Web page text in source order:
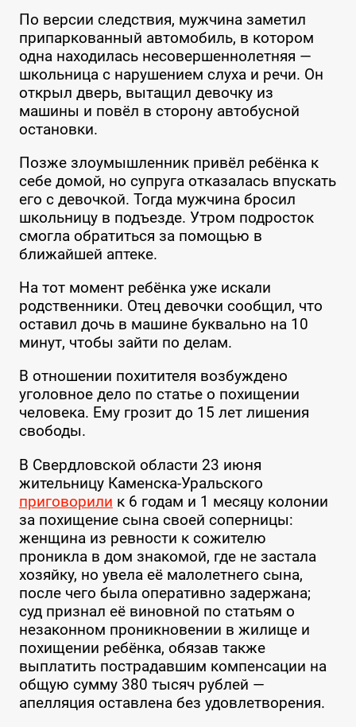
По версии следствия, мужчина заметил
припаркованный автомобиль, в котором
одна находилась несовершеннолетняя —
школьница с нарушением слуха и речи. Он
открыл дверь, вытащил девочку из
машины и повёл в сторону автобусной
остановки.
Позже злоумышленник привёл ребёнка к
себе домой, но супруга отказалась впускать
его с девочкой. Тогда мужчина бросил
школьницу в подъезде. Утром подросток
смогла обратиться за помощью в
ближайшей аптеке.
На тот момент ребёнка уже искали
родственники. Отец девочки сообщил, что
оставил дочь в машине буквально на 10
минут, чтобы зайти по делам.
В отношении похитителя возбуждено
уголовное дело по статье о похищении
человека. Ему грозит до 15 лет лишения
свободы.
В Свердловской области 23 июня
жительницу Каменска-Уральского
приговорили к 6 годам и 1 месяцу колонии
за похищение сына своей соперницы:
женщина из ревности к сожителю
проникла в дом знакомой, где не застала
хозяйку, но увела её малолетнего сына,
после чего была оперативно задержана;
суд признал её виновной по статьям о
незаконном проникновении в жилище и
похищении ребёнка, обязав также
выплатить пострадавшим компенсации на
общую сумму 380 тысяч рублей —
апелляция оставлена без удовлетворения.